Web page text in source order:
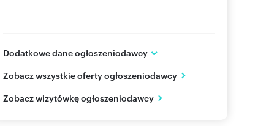
Dodatkowe dane ogłoszeniodawcy
Warszawa
PL
Zobacz wszystkie oferty ogłoszeniodawcy
Zobacz wizytówkę ogłoszeniodawcy